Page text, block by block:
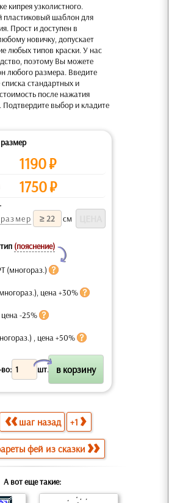
кипрея узколистного.
шаблон для
Прост и доступен в
новичку, допускает
любых типов краски. У нас
поэтому Вы можете
любого размера. Введите
стандартных и
после нажатия
выбор и кладите
1190₽
1750₽
см
(пояснение)
Y
(многораз.)
цена +30%
-25%
, цена +50%
шт.
X
шаг назад +1
фей из сказки
А вот еще такие: